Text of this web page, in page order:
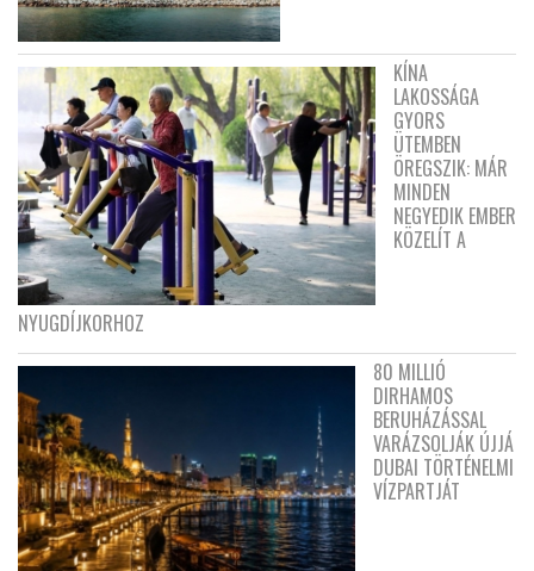
KÍNA
LAKOSSÁGA
GYORS
ÜTEMBEN
ÖREGSZIK: MÁR
MINDEN
NEGYEDIK EMBER
KÖZELÍT A
NYUGDÍJKORHOZ
80 MILLIÓ
DIRHAMOS
BERUHÁZÁSSAL
VARÁZSOLJÁK ÚJJÁ
DUBAI TÖRTÉNELMI
VÍZPARTJÁT